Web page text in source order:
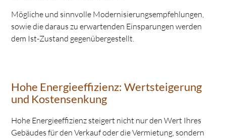
Mögliche und sinnvolle Modernisierungsempfehlungen,
sowie die daraus zu erwartenden Einsparungen werden
dem Ist-Zustand gegenübergestellt.
Hohe Energieeffizienz: Wertsteigerung
und Kostensenkung
Hohe Energieeffizienz steigert nicht nur den Wert Ihres
Gebäudes für den Verkauf oder die Vermietung, sondern